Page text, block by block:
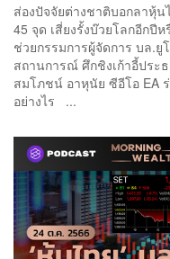
ส่องปัจจัยต่างชาติบอกลาหุ้น
45 จุด เสี่ยงรั้งบ๊วยโลกอีกปี
ช่วยกรรมการผู้จัดการ บล.
สถานการณ์ ศึกชิงเก้าอี้ประ
สมโภชน์ อาหุนัย ซีอีโอ EA
อย่างไร ...